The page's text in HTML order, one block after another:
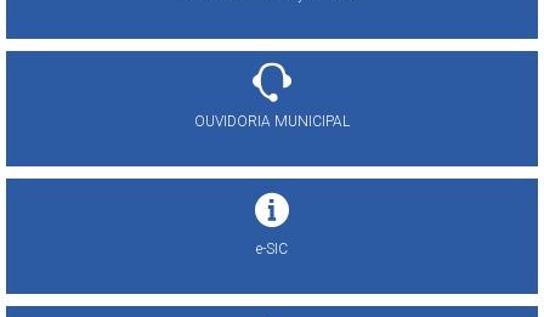
OUVIDORIA MUNICIPAL
e-SIC